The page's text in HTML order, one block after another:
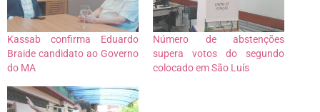
Kassab confirma Eduardo
Braide candidato ao Governo
do MA
Número de abstenções
supera votos do segundo
colocado em São Luís